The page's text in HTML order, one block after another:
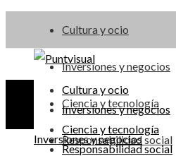
Cultura y ocio
Inversiones y negocios
Ciencia y tecnología
Responsabilidad social
Cultura y ocio
Inversiones y negocios
Ciencia y tecnología
Responsabilidad social
Inversiones y negocios